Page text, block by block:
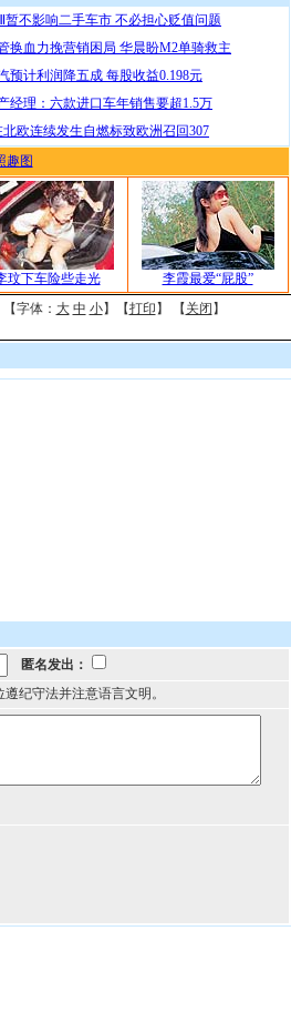
暂不影响二手车市 不必担心贬值问题
换血力挽营销困局 华晨盼M2单骑救主
预计利润降五成 每股收益0.198元
经理：六款进口车年销售要超1.5万
北欧连续发生自燃标致欧洲召回307
趣图
玟下车险些走光
李霞最爱“屁股”
字体： 大 中 小】【打印 】 【 关闭 】
匿名发出：
纪守法并注意语言文明。